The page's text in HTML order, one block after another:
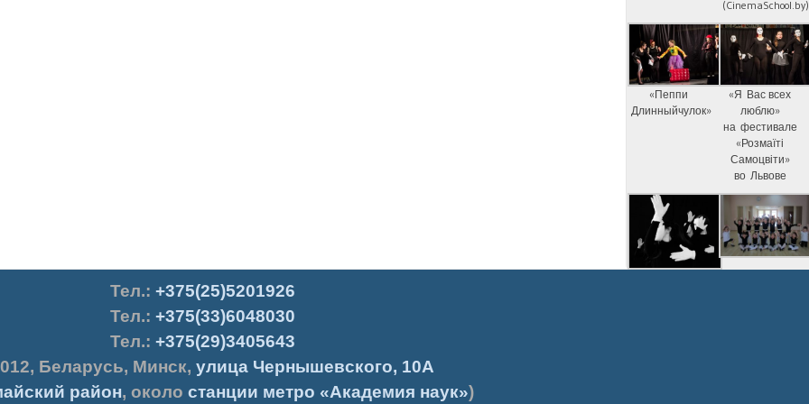
(CinemaSchool.by)
«Пеппи
Длинныйчулок»
«Я Вас всех
люблю»
на фестивале
«Розмаїті
Самоцвіти»
во Львове
Тел.: +375(25)5201926
Тел.: +375(33)6048030
Тел.: +375(29)3405643
, Беларусь, Минск, улица Чернышевского, 10А
район, около станции метро «Академия наук»)